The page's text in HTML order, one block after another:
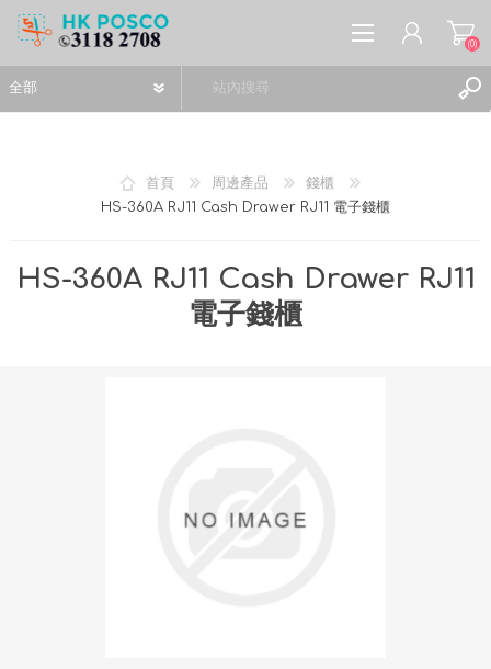
(0)
首頁 周邊產品
錢櫃
HS-360A RJ11 Cash Drawer RJ11 電子錢櫃
HS-360A RJ11 Cash Drawer RJ11
電子錢櫃